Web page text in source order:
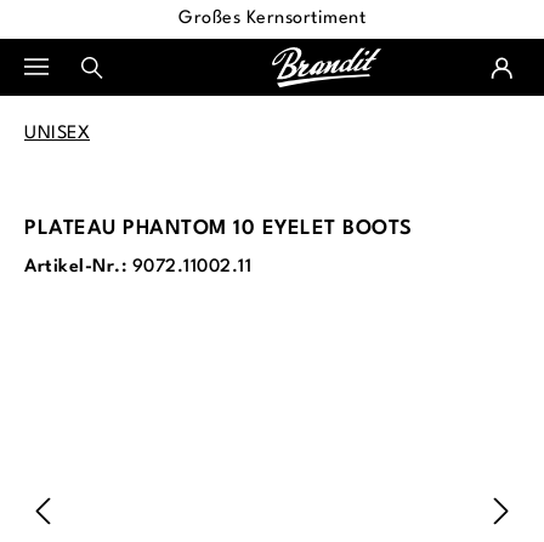
Großes Kernsortiment
UNISEX
PLATEAU PHANTOM 10 EYELET BOOTS
Artikel-Nr.: 9072.11002.11